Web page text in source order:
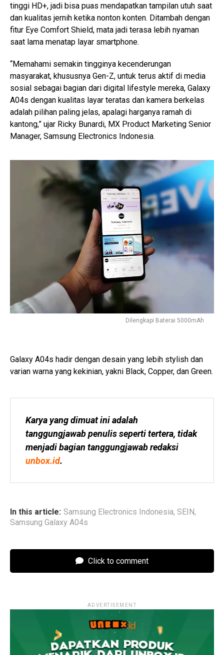
tinggi HD+, jadi bisa puas mendapatkan tampilan utuh saat
dan kualitas jernih ketika nonton konten. Ditambah dengan
fitur Eye Comfort Shield, mata jadi terasa lebih nyaman
saat lama menatap layar smartphone.
“Memahami semakin tingginya kecenderungan
masyarakat, khususnya Gen-Z, untuk terus aktif di media
sosial sebagai bagian dari digital lifestyle mereka, Galaxy
A04s dengan kualitas layar teratas dan kamera berkelas
adalah pilihan paling jelas, apalagi harganya ramah di
kantong,” ujar Ricky Bunardi, MX Product Marketing Senior
Manager, Samsung Electronics Indonesia.
Dilengkapi Baterai 5000mAh
Galaxy A04s hadir dengan desain yang lebih stylish dan
varian warna yang kekinian, yakni Black, Copper, dan Green.
Karya yang dimuat ini adalah
tanggungjawab penulis seperti tertera, tidak
unbox.id.
In this article: Samsung Electronics Indonesia, SEIN,
Samsung Galaxy A04s
Click to comment
ADVERTISEMENT